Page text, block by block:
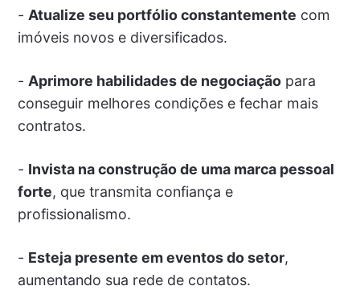
- Atualize seu portfólio constantemente com
imóveis novos e diversificados.
- Aprimore habilidades de negociaçãopara
conseguir melhores condições e fechar mais
contratos.
- Invista na construção de uma marca pessoal
forte, que transmita confiança e
profissionalismo.
- Esteja presente em eventos do setor,
aumentando sua rede de contatos.